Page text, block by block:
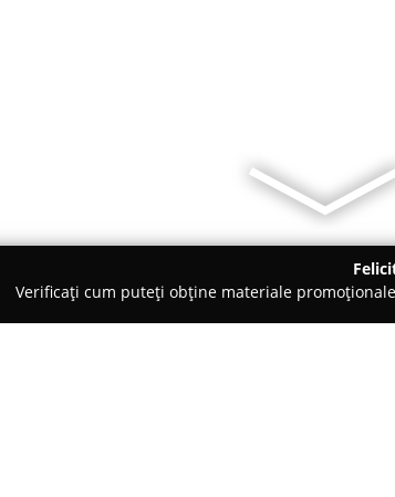
Verificați cum puteți obține materiale